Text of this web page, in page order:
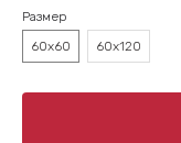
Размер
60x60
60x120